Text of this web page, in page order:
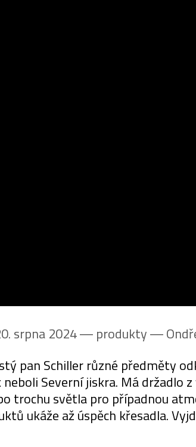
srpna 2024 ― produkty ―
pan Schiller různé předměty
Severní jiskra. Má držadlo
trochu světla pro případnou
ukáže až úspěch křesadla.